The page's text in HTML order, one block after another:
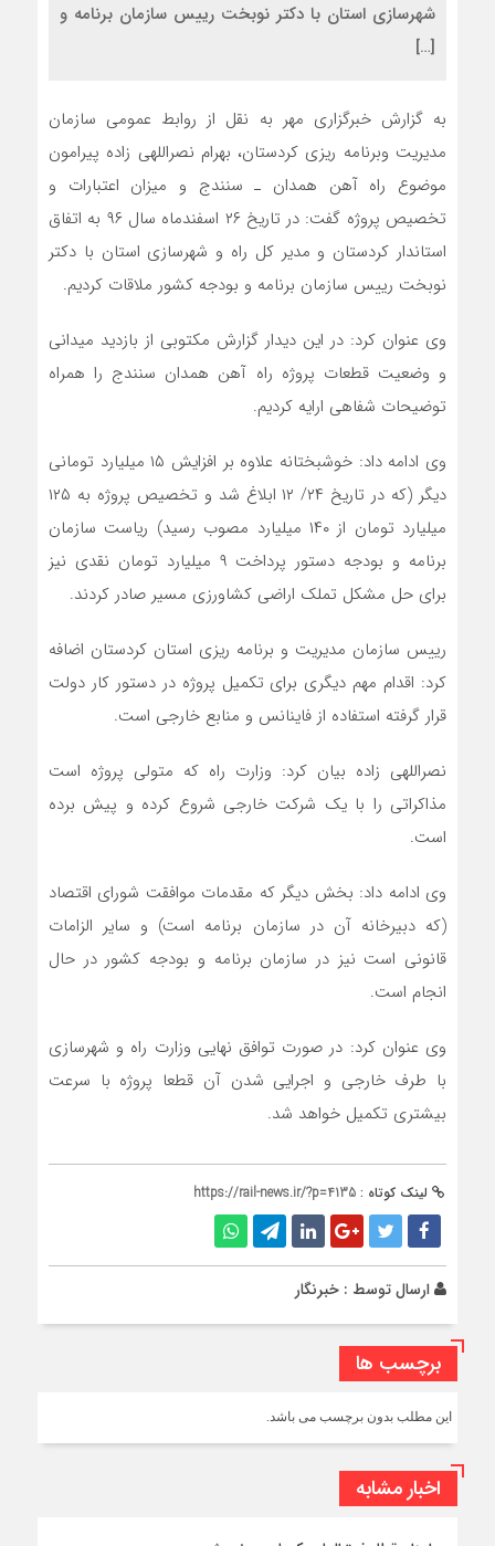
شهرسازی استان با دکتر نوبخت رییس سازمان برنامه و
[…]
به گزارش خبرگزاری مهر به نقل از روابط عمومی سازمان
مدیریت وبرنامه ریزی کردستان، بهرام نصراللهی زاده پیرامون
موضوع راه آهن همدان ـ سنندج و میزان اعتبارات و
تخصیص پروژه گفت: در تاریخ ۲۶ اسفندماه سال ۹۶ به اتفاق
استاندار کردستان و مدیر کل راه و شهرسازی استان با دکتر
نوبخت رییس سازمان برنامه و بودجه کشور ملاقات کردیم.
وی عنوان کرد: در این دیدار گزارش مکتوبی از بازدید میدانی
و وضعیت قطعات پروژه راه آهن همدان سنندج را همراه
توضیحات شفاهی ارایه کردیم.
وی ادامه داد: خوشبختانه علاوه بر افزایش ۱۵ میلیارد تومانی
دیگر (که در تاریخ ۲۴/ ۱۲ ابلاغ شد و تخصیص پروژه به ۱۲۵
میلیارد تومان از ۱۴۰ میلیارد مصوب رسید) ریاست سازمان
برنامه و بودجه دستور پرداخت ۹ میلیارد تومان نقدی نیز
برای حل مشکل تملک اراضی کشاورزی مسیر صادر کردند.
رییس سازمان مدیریت و برنامه ریزی استان کردستان اضافه
کرد: اقدام مهم دیگری برای تکمیل پروژه در دستور کار دولت
قرار گرفته استفاده از فاینانس و منابع خارجی است.
نصراللهی زاده بیان کرد: وزارت راه که متولی پروژه است
مذاکراتی را با یک شرکت خارجی شروع کرده و پیش برده
است.
وی ادامه داد: بخش دیگر که مقدمات موافقت شورای اقتصاد
(که دبیرخانه آن در سازمان برنامه است) و سایر الزامات
قانونی است نیز در سازمان برنامه و بودجه کشور در حال
انجام است.
وی عنوان کرد: در صورت توافق نهایی وزارت راه و شهرسازی
با طرف خارجی و اجرایی شدن آن قطعا پروژه با سرعت
بیشتری تکمیل خواهد شد.
لینک کوتاه : https://rail-news.ir/?p=4135
ارسال توسط : خبرنگار
برچسب ها
این مطلب بدون برچسب می باشد.
اخبار مشابه